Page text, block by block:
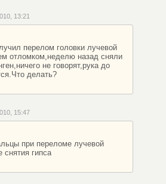
13:21
перелом головки лучевой
отломком,неделю назад сняли
не говорят,рука до
делать?
15:47
при переломе лучевой
снятия гипса